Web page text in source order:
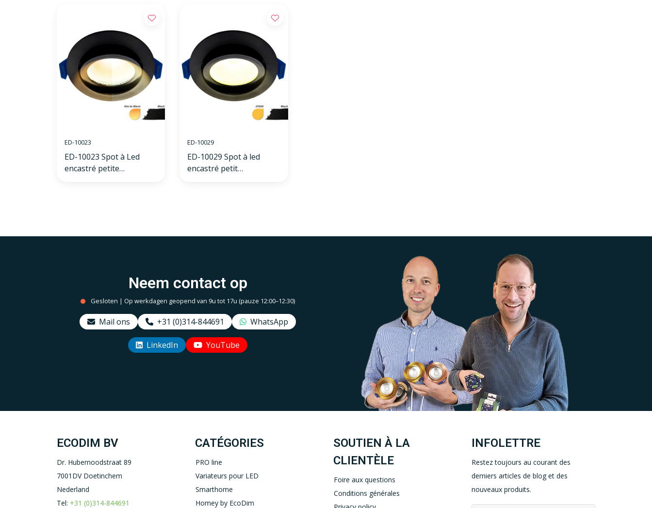
ED-10023
ED-10023 Spot à Led
encastré petite
ED-10029
ED-10029 Spot à led
encastré petit
Neem contact op
Gesloten | Op werkdagen geopend van 9u tot 17u (pauze 12:00–12:30)
Mail ons +31 (0)314-844691 WhatsApp
LinkedIn YouTube
Uw EcoDim team
ECODIM BV
Dr. Hubernoodstraat 89
7001DV Doetinchem
Nederland
Tel: +31 (0)314-844691
CATÉGORIES
PRO line
Variateurs pour LED
Smarthome
Homey by EcoDim
SOUTIEN À LA
CLIENTÈLE
Foire aux questions
Conditions générales
INFOLETTRE
Restez toujours au courant des
derniers articles de blog et des
nouveaux produits.